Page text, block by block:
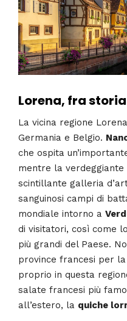
Lorena, fra
La vicina regione
Germania e Belgio.
che ospita
mentre la verdeggiante
scintillante galleria
sanguinosi campi di
mondiale intorno a
di visitatori, così come lo
più grandi del Paese.
province francesi per
proprio in questa
salate francesi più
all’estero, la quiche